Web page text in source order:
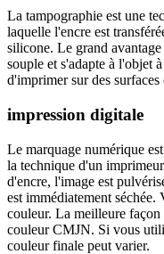
La tampographie est une
laquelle l'encre est
silicone. Le grand
souple et s'adapte à l'objet
d'imprimer sur des surfaces
impression digitale
Le marquage numérique
la technique d'un
d'encre, l'image est
est immédiatement
couleur. La meilleure
couleur CMJN. Si vous
couleur finale peut varier.